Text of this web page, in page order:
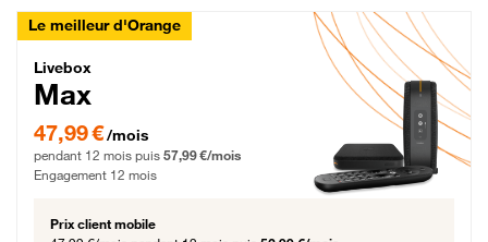
Le meilleur d'Orange
Livebox Max Fibre
Livebox
Max
47,99 € par mois pendant 12 mois puis 57,99 € par mois, Engagement 12 mois
47,99 €/mois
pendant 12 mois puis 57,99 €/mois
Engagement 12 mois
Prix client mobile